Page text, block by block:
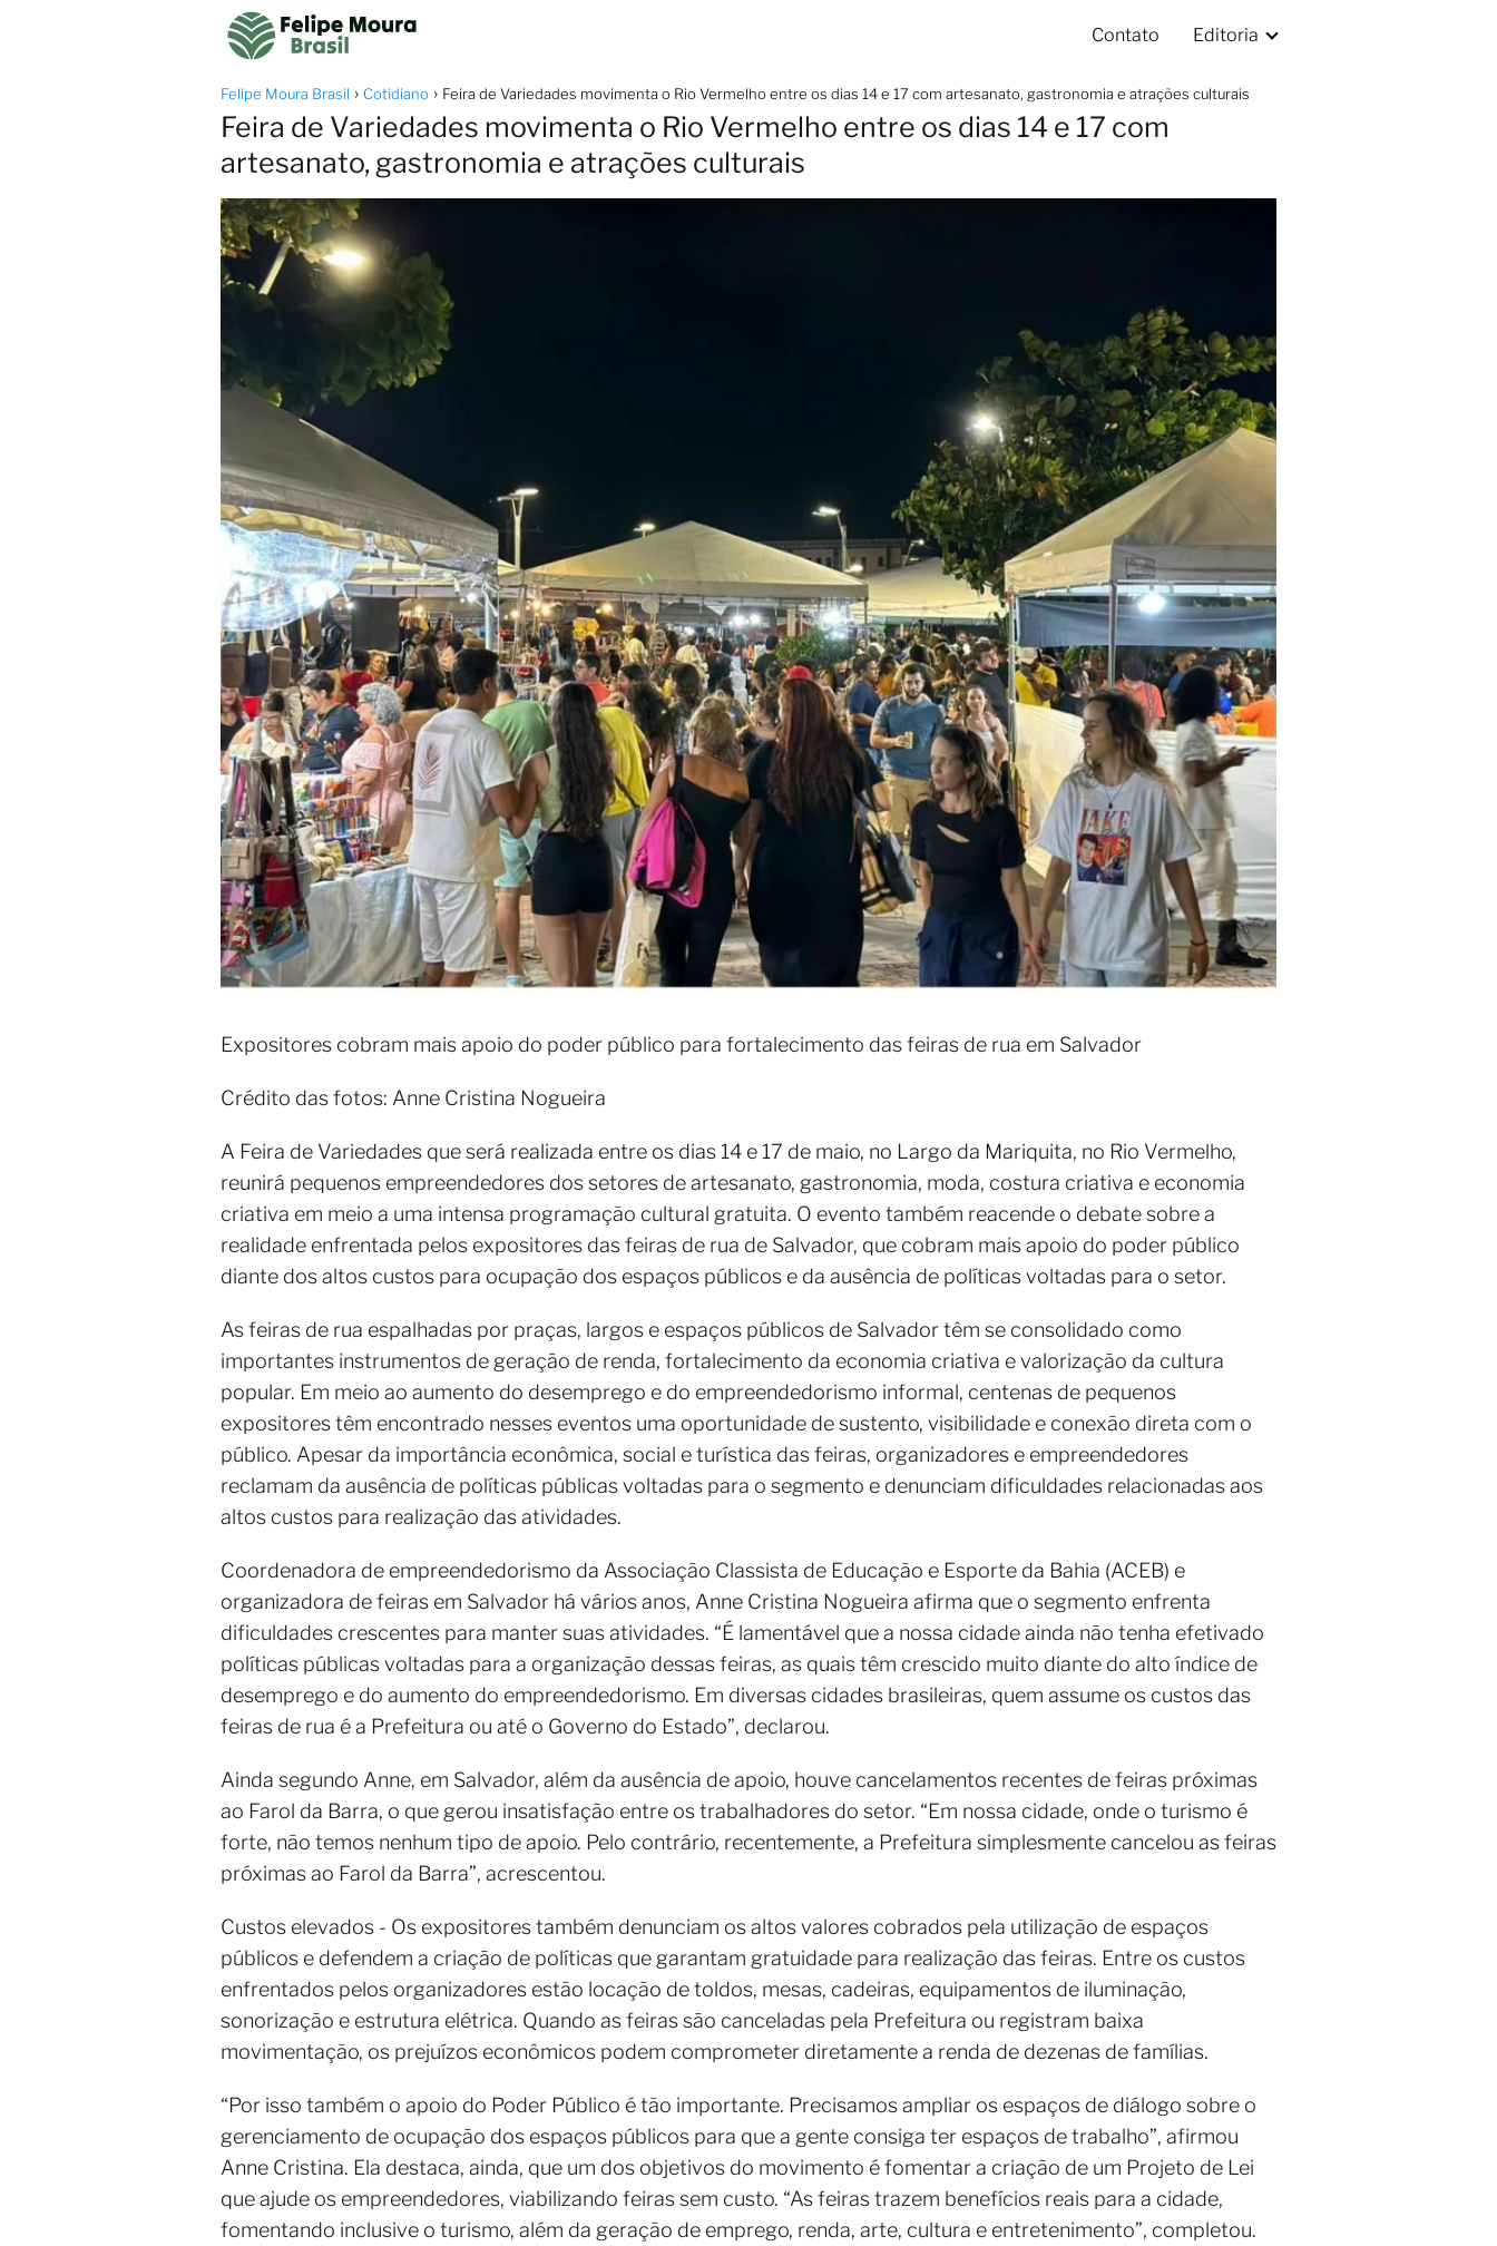
Contato Editoria
Felipe Moura Brasil Cotidiano Feira de Variedades movimenta o Rio Vermelho entre os dias 14 e 17 com artesanato, gastronomia e atrações culturais
Feira de Variedades movimenta o Rio Vermelho entre os dias 14 e 17 com
artesanato, gastronomia e atrações culturais
Expositores cobram mais apoio do poder público para fortalecimento das feiras de rua em Salvador
Crédito das fotos: Anne Cristina Nogueira
A Feira de Variedades que será realizada entre os dias 14 e 17 de maio, no Largo da Mariquita, no Rio Vermelho,
reunirá pequenos empreendedores dos setores de artesanato, gastronomia, moda, costura criativa e economia
criativa em meio a uma intensa programação cultural gratuita. O evento também reacende o debate sobre a
realidade enfrentada pelos expositores das feiras de rua de Salvador, que cobram mais apoio do poder público
diante dos altos custos para ocupação dos espaços públicos e da ausência de políticas voltadas para o setor.
As feiras de rua espalhadas por praças, largos e espaços públicos de Salvador têm se consolidado como
importantes instrumentos de geração de renda, fortalecimento da economia criativa e valorização da cultura
popular. Em meio ao aumento do desemprego e do empreendedorismo informal, centenas de pequenos
expositores têm encontrado nesses eventos uma oportunidade de sustento, visibilidade e conexão direta com o
público. Apesar da importância econômica, social e turística das feiras, organizadores e empreendedores
reclamam da ausência de políticas públicas voltadas para o segmento e denunciam dificuldades relacionadas aos
altos custos para realização das atividades.
Coordenadora de empreendedorismo da Associação Classista de Educação e Esporte da Bahia (ACEB) e
organizadora de feiras em Salvador há vários anos, Anne Cristina Nogueira afirma que o segmento enfrenta
dificuldades crescentes para manter suas atividades. “É lamentável que a nossa cidade ainda não tenha efetivado
políticas públicas voltadas para a organização dessas feiras, as quais têm crescido muito diante do alto índice de
desemprego e do aumento do empreendedorismo. Em diversas cidades brasileiras, quem assume os custos das
feiras de rua é a Prefeitura ou até o Governo do Estado”, declarou.
Ainda segundo Anne, em Salvador, além da ausência de apoio, houve cancelamentos recentes de feiras próximas
ao Farol da Barra, o que gerou insatisfação entre os trabalhadores do setor. “Em nossa cidade, onde o turismo é
forte, não temos nenhum tipo de apoio. Pelo contrário, recentemente, a Prefeitura simplesmente cancelou as feiras
próximas ao Farol da Barra”, acrescentou.
Custos elevados - Os expositores também denunciam os altos valores cobrados pela utilização de espaços
públicos e defendem a criação de políticas que garantam gratuidade para realização das feiras. Entre os custos
enfrentados pelos organizadores estão locação de toldos, mesas, cadeiras, equipamentos de iluminação,
sonorização e estrutura elétrica. Quando as feiras são canceladas pela Prefeitura ou registram baixa
movimentação, os prejuízos econômicos podem comprometer diretamente a renda de dezenas de famílias.
“Por isso também o apoio do Poder Público é tão importante. Precisamos ampliar os espaços de diálogo sobre o
gerenciamento de ocupação dos espaços públicos para que a gente consiga ter espaços de trabalho”, afirmou
Anne Cristina. Ela destaca, ainda, que um dos objetivos do movimento é fomentar a criação de um Projeto de Lei
que ajude os empreendedores, viabilizando feiras sem custo. “As feiras trazem benefícios reais para a cidade,
fomentando inclusive o turismo, além da geração de emprego, renda, arte, cultura e entretenimento”, completou.